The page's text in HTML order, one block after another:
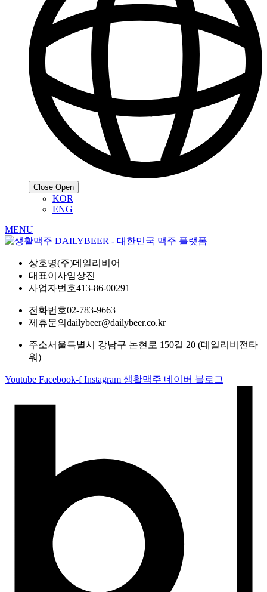
Close Open
KOR
ENG
MENU
상호명(주)데일리비어
대표이사임상진
사업자번호413-86-00291
전화번호02-783-9663
제휴문의 dailybeer@dailybeer.co.kr
주소서울특별시 강남구 논현로 150길 20 (데일리비전타
워)
Youtube Facebook-f Instagram 생활맥주 네이버 블로그